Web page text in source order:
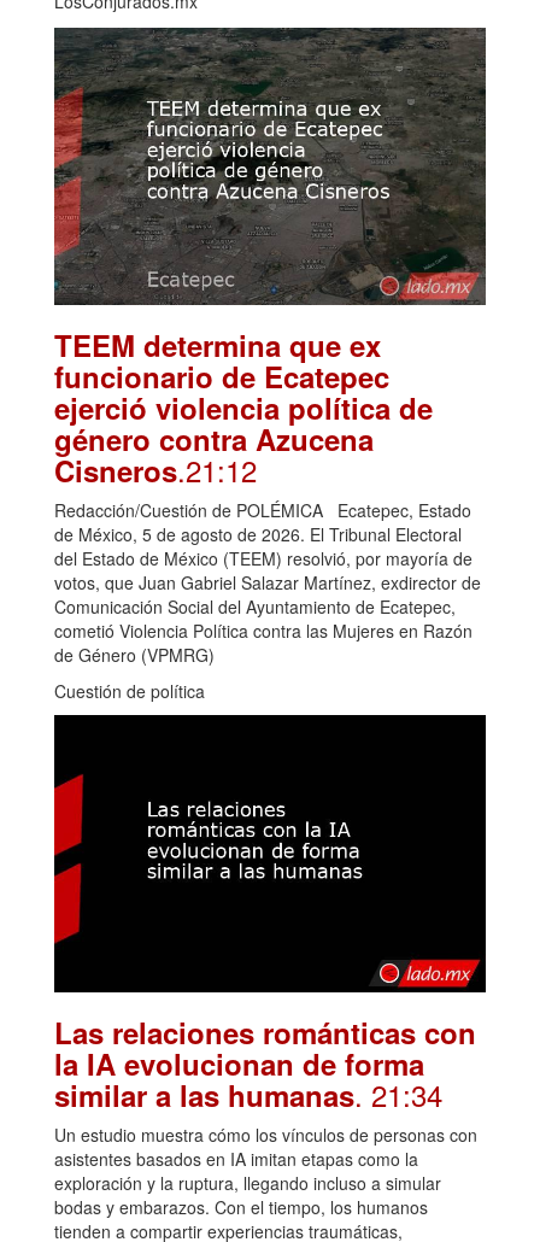
TEEM determina que ex
funcionario de Ecatepec
ejerció violencia política de
género contra Azucena
Cisneros.21:12
Redacción/Cuestión de POLÉMICA Ecatepec, Estado
de México, 5 de agosto de 2026. El Tribunal Electoral
del Estado de México (TEEM) resolvió, por mayoría de
votos, que Juan Gabriel Salazar Martínez, exdirector de
Comunicación Social del Ayuntamiento de Ecatepec,
cometió Violencia Política contra las Mujeres en Razón
de Género (VPMRG)
Cuestión de política
Las relaciones románticas con
la IA evolucionan de forma
similar a las humanas. 21:34
Un estudio muestra cómo los vínculos de personas con
asistentes basados en IA imitan etapas como la
exploración y la ruptura, llegando incluso a simular
bodas y embarazos. Con el tiempo, los humanos
tienden a compartir experiencias traumáticas,